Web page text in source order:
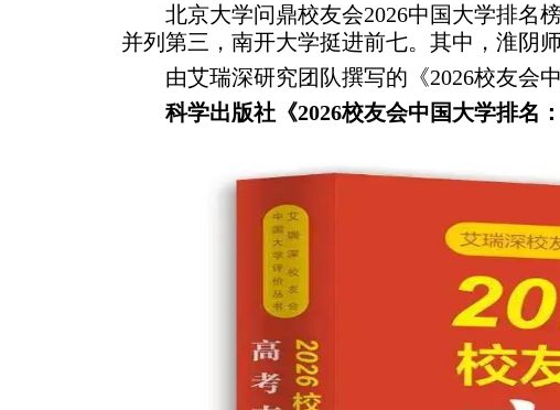
北京大学问鼎校友会2026中国大学排名
并列第三，南开大学挺进前七。其中，淮阴
由艾瑞深研究团队撰写的《2026校友会
科学出版社《2026校友会中国大学排名